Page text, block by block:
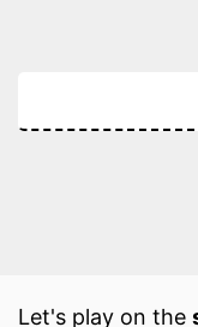
Let's play on the